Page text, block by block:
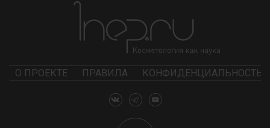
О ПРОЕКТЕ ПРАВИЛА КОНФИДЕНЦИАЛЬНОСТЬ